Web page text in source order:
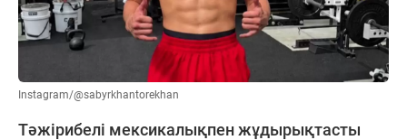
Instagram/@sabyrkhantorekhan
Тәжірибелі мексикалықпен жұдырықтасты